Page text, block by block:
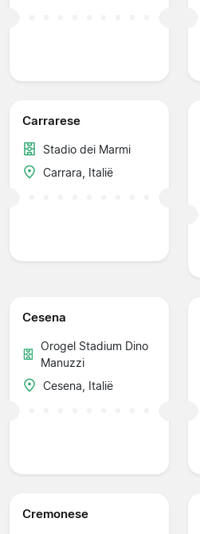
Carrarese
Stadio dei Marmi
Carrara, Italië
Cesena
Orogel Stadium Dino
Manuzzi
Cesena, Italië
Cremonese